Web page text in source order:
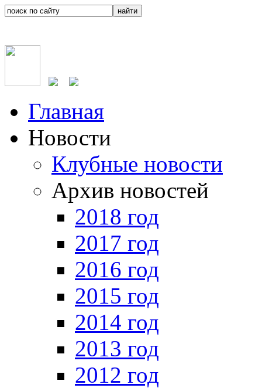
Главная
Новости
Клубные новости
Архив новостей
2018 год
2017 год
2016 год
2015 год
2014 год
2013 год
2012 год